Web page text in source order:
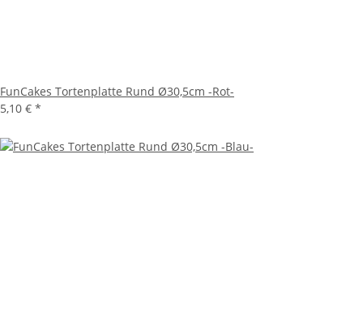
FunCakes Tortenplatte Rund Ø30,5cm -Rot-
5,10 € *